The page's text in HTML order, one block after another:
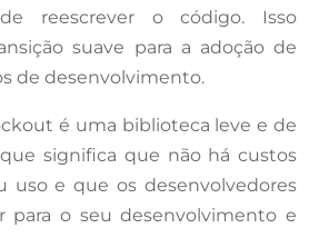
reescrever o código. Isso
suave para a adoção de
de desenvolvimento.
é uma biblioteca leve e de
significa que não há custos
uso e que os desenvolvedores
para o seu desenvolvimento e